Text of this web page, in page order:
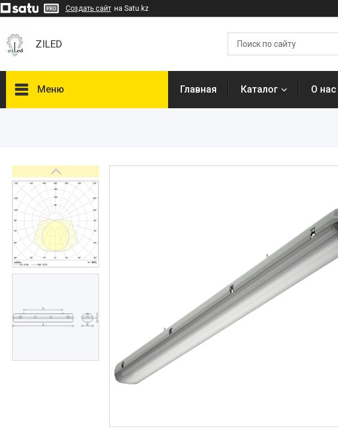
Создать сайт на Satu.kz
ZILED
Меню
ФАРЛАЙТ
АСТЗ
NLCO
INNOLUX
О нас
Отзывы
Главная Каталог О нас